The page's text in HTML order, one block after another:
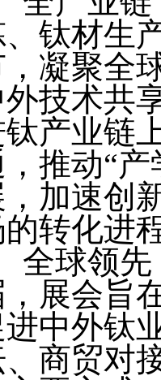
钛材生
凝聚全
外技术共
产业链
推动“
，加速创
转化进
全球领
，展会旨
中外钛
商贸对